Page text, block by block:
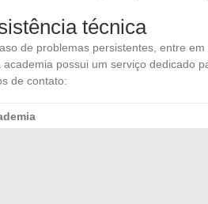
técnica
de problemas persistentes, entre
academia possui um serviço dedicado
de contato: